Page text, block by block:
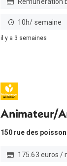
10h/ semaine
il y a 3 semaines
Animateur/
150 rue des
175.63 euros /